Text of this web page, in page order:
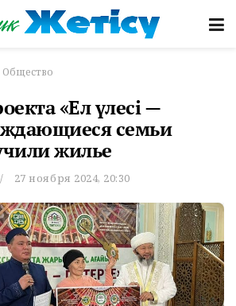
Общество
«Ел үлесі —
семьи
жилье
27 ноября 2024, 20:30